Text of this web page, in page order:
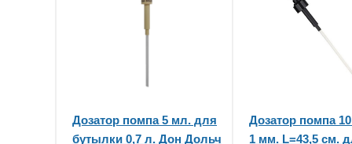
Дозатор помпа 5 мл. для
бутылки 0,7 л. Дон Дольч
Дозатор помпа
1 мм. L=43,5 см.